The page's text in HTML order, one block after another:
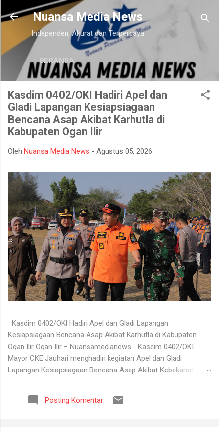
Langsung ke konten utama
Nuansa Media News
Independen, Akurat dan Terpercaya
BERANDA
Kasdim 0402/OKI Hadiri Apel dan
Gladi Lapangan Kesiapsiagaan
Bencana Asap Akibat Karhutla di
Kabupaten Ogan Ilir
Oleh Nuansa Media News - Agustus 05, 2026
Kasdim 0402/OKI Hadiri Apel dan Gladi Lapangan
Kesiapsiagaan Bencana Asap Akibat Karhutla di Kabupaten
Ogan Ilir Ogan Ilir – Nuansamedianews - Kasdim 0402/OKI
Mayor CKE Jauhari menghadiri kegiatan Apel dan Gladi
Lapangan Kesiapsiagaan Bencana Asap Akibat Kebakaran
yang digelar di Lapangan Upacara Komplek Perkantoran
Terpadu (KPT) Tanjung Senai, Kabupaten Ogan Ilir, Selasa
Posting Komentar